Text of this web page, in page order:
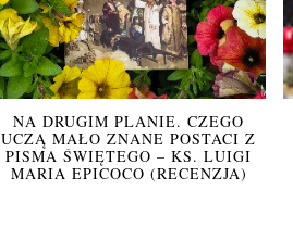
NA DRUGIM PLANIE. CZEGO
UCZĄ MAŁO ZNANE POSTACI Z
PISMA ŚWIĘTEGO – KS. LUIGI
MARIA EPICOCO (RECENZJA)